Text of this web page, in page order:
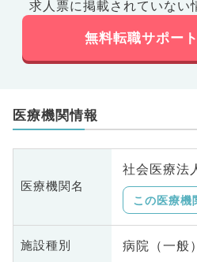
求人票に掲載されていない
無料転職サポー
医療機関情報
医療機関名
社会医療法
この医療機
施設種別 病院（一般）